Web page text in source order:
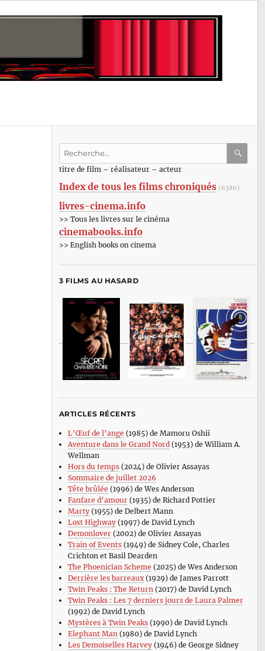
Recherche
:titre de film – réalisateur – acteur
Index de tous les films chroniqués (6380)
livres-cinema.info
>> Tous les livres sur le cinéma
cinemabooks.info
>> English books on cinema
3 FILMS AU HASARD
ARTICLES RÉCENTS
L’Œuf de l’ange (1985) de Mamoru Oshii
Aventure dans le Grand Nord(1953) de William A.
Wellman
Hors du temps(2024) de Olivier Assayas
Sommaire de juillet 2026
Tête brûlée (1996) de Wes Anderson
Fanfare d’amour(1935) de Richard Pottier
Marty(1955) de Delbert Mann
Lost Highway(1997) de David Lynch
Demonlover(2002) de Olivier Assayas
Train of Events(1949) de Sidney Cole, Charles
Crichton et Basil Dearden
The Phoenician Scheme (2025) de Wes Anderson
Derrière les barreaux(1929) de James Parrott
Twin Peaks : The Return(2017) de David Lynch
Twin Peaks : Les 7 derniers jours de Laura Palmer
(1992) de David Lynch
Mystères à Twin Peaks(1990) de David Lynch
Elephant Man(1980) de David Lynch
Les Demoiselles Harvey(1946) de George Sidney